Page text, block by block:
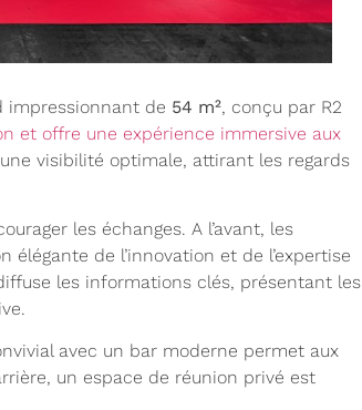
impressionnant de 54 m², conçu par R2
et offre une expérience immersive aux
visibilité optimale, attirant les regards
les échanges. A l’avant, les
de l’innovation et de l’expertise
les informations clés, présentant les
avec un bar moderne permet aux
un espace de réunion privé est